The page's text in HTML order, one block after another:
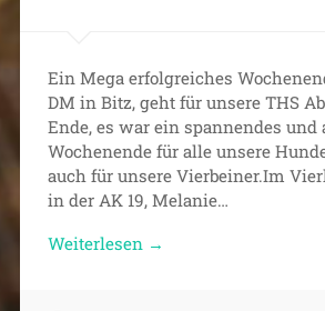
Ein Mega erfolgreiches
DM in Bitz, geht für unsere THS
Ende, es war ein spannendes und
Wochenende für alle unsere
auch für unsere Vierbeiner.Im
in der AK 19, Melanie…
Weiterlesen →